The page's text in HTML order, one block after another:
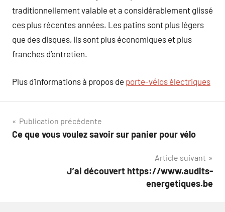
traditionnellement valable et a considérablement glissé
ces plus récentes années. Les patins sont plus légers
que des disques, ils sont plus économiques et plus
franches d’entretien.
Plus d’informations à propos de porte-vélos électriques
Navigation
de
Publication précédente
Ce que vous voulez savoir sur panier pour vélo
Article suivant
J’ai découvert https://www.audits-
energetiques.be